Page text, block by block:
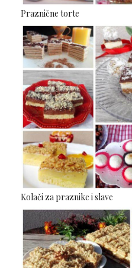
Praznične torte
Kolači za praznike i slave